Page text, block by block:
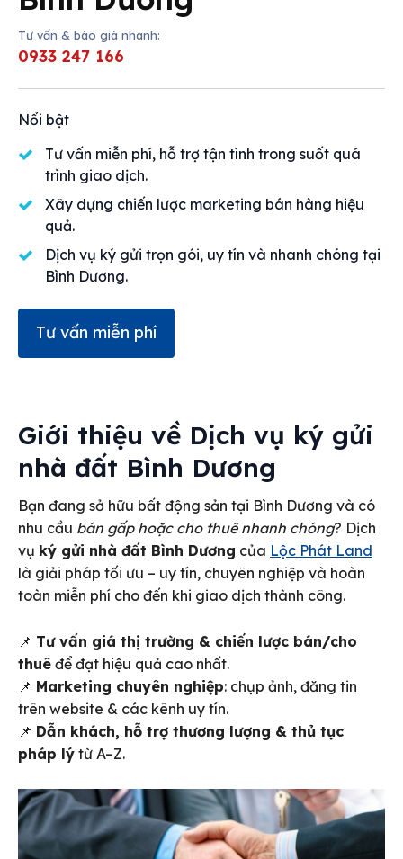
Cho thuê
Thị trường
Liên hệ
Search
Tư vấn & báo giá nhanh:
0933 247 166
Nổi bật
Tư vấn miễn phí, hỗ trợ tận tình trong suốt quá
trình giao dịch.
Xây dựng chiến lược marketing bán hàng hiệu
quả.
Dịch vụ ký gửi trọn gói, uy tín và nhanh chóng tại
Bình Dương.
Tư vấn miễn phí
Giới thiệu về Dịch vụ ký gửi
nhà đất Bình Dương
Bạn đang sở hữu bất động sản tại Bình Dương và có
nhu cầu bán gấp hoặc cho thuê nhanh chóng? Dịch
vụ ký gửi nhà đất Bình Dương của Lộc Phát Land
là giải pháp tối ưu – uy tín, chuyên nghiệp và hoàn
toàn miễn phí cho đến khi giao dịch thành công.
📌 Tư vấn giá thị trường & chiến lược bán/cho
thuê để đạt hiệu quả cao nhất.
📌 Marketing chuyên nghiệp: chụp ảnh, đăng tin
trên website & các kênh uy tín.
📌 Dẫn khách, hỗ trợ thương lượng & thủ tục
pháp lý từ A–Z.